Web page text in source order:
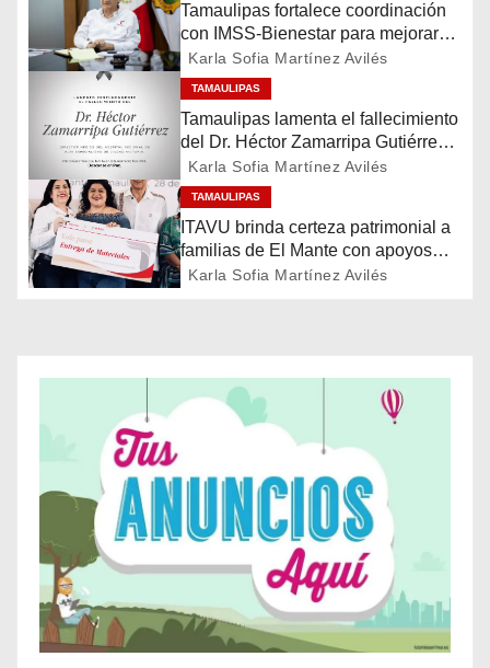
a
c
ó
n
d
r
a
d
a
Tamaulipas fortalece coordinación
con IMSS-Bienestar para mejorar
servicios de salud
Karla Sofia Martínez Avilés
TAMAULIPAS
Tamaulipas lamenta el fallecimiento
del Dr. Héctor Zamarripa Gutiérrez,
destacado servidor de la salud
Karla Sofia Martínez Avilés
TAMAULIPAS
ITAVU brinda certeza patrimonial a
familias de El Mante con apoyos
para mejorar sus viviendas
Karla Sofia Martínez Avilés